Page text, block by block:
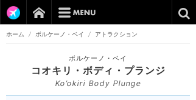
ホーム / ボルケーノ・ベイ / アトラクション
ボルケーノ・ベイ
コオキリ・ボディ・プランジ
Ko’okiri Body Plunge